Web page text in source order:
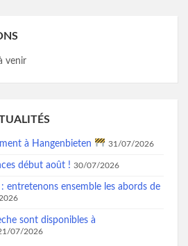
venir
à Hangenbieten 31/07/2026
début août ! 30/07/2026
entretenons ensemble les abords de
sont disponibles à
07/2026